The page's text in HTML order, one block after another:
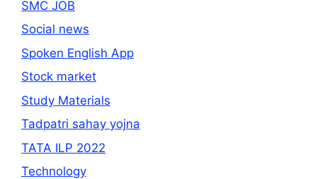
SMC JOB
Social news
Spoken English App
Stock market
Study Materials
Tadpatri sahay yojna
TATA ILP 2022
Technology